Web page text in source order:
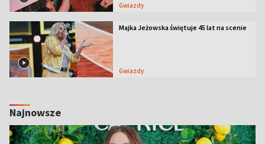
Gwiazdy
Majka Jeżowska świętuje 45 lat na scenie
Gwiazdy
Najnowsze